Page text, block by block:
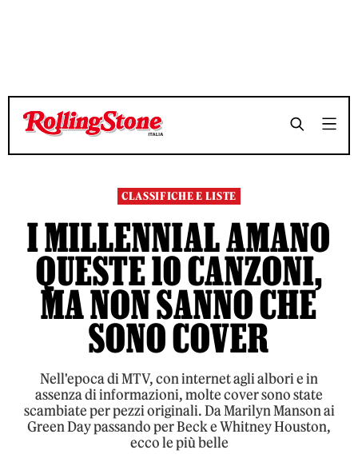
TEMPO DI LETTURA 8 MINUTI SHARE
TEMPO DI LETTURA 8 MINUTI SHARE
CLASSIFICHE E LISTE
I MILLENNIAL AMANO
QUESTE 10 CANZONI,
MA NON SANNO CHE
SONO COVER
Nell'epoca di MTV, con internet agli albori e in
assenza di informazioni, molte cover sono state
scambiate per pezzi originali. Da Marilyn Manson ai
Green Day passando per Beck e Whitney Houston,
ecco le più belle